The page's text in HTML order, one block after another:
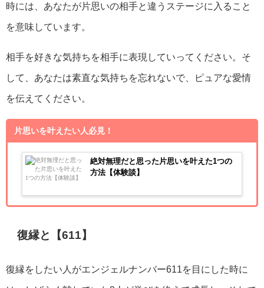
時には、あなたが片思いの相手と違うステージに入ること
を意味しています。
相手を好きな気持ちを相手に表現していってください。そ
して、あなたは素直な気持ちを忘れないで、ピュアな愛情
を伝えてください。
片思いを叶えたい人必見！
絶対無理だと思った片思いを叶えた1つの
方法【体験談】
復縁と【611】
復縁をしたい人がエンジェルナンバー611を目にした時に